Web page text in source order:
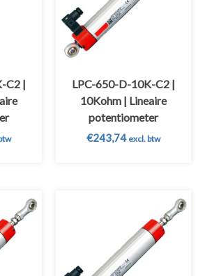
C2 |
LPC-650-D-10K-C2 |
10Kohm | Lineaire
potentiometer
€243,74 excl. btw